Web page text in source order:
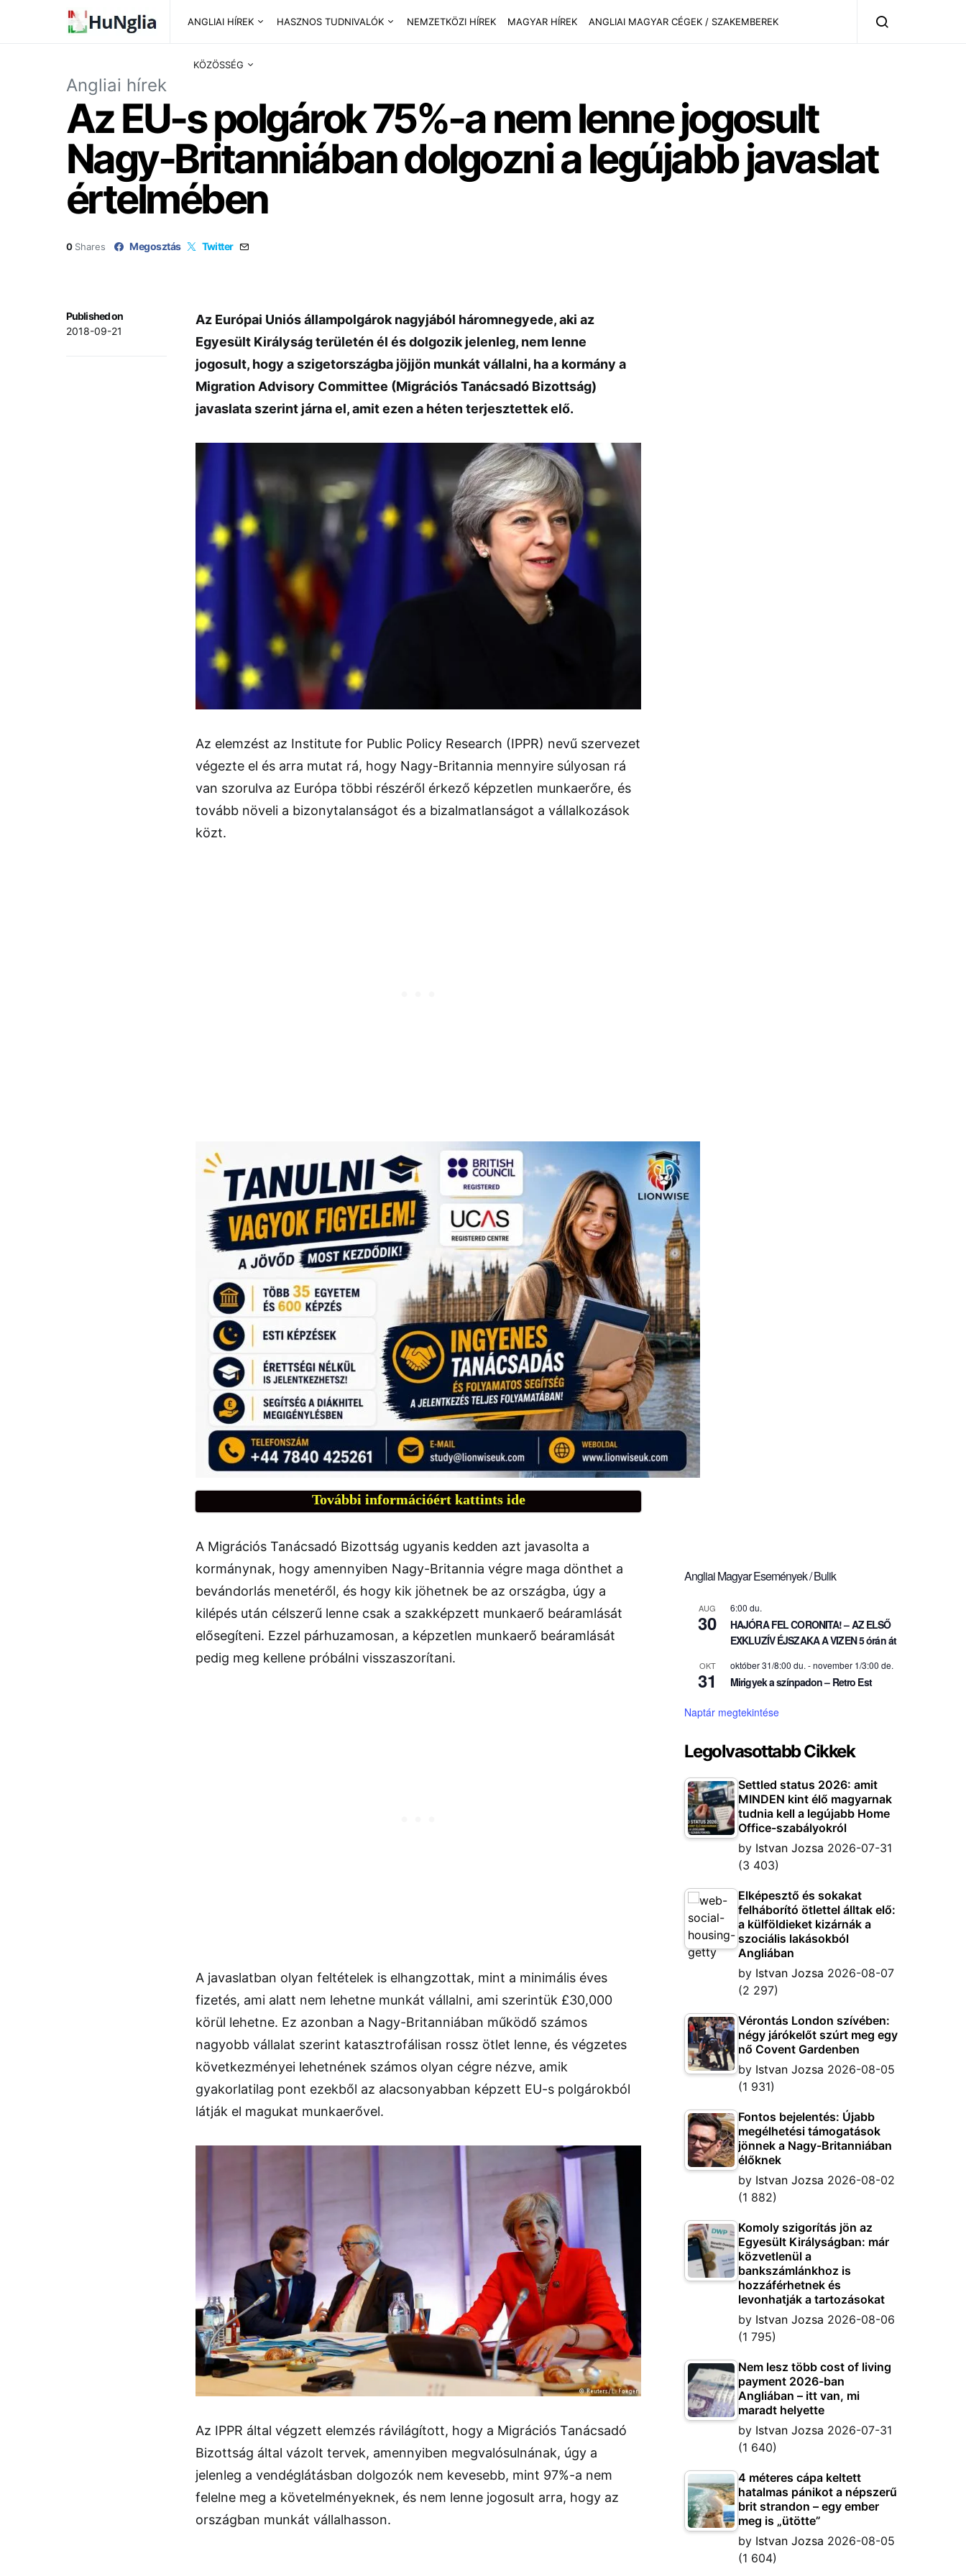
ANGLIAI HÍREK HASZNOS TUDNIVALÓK NEMZETKÖZI HÍREK MAGYAR HÍREK ANGLIAI MAGYAR CÉGEK / SZAKEMBEREK
KÖZÖSSÉG
Angliai hírek
Az EU-s polgárok 75%-a nem lenne jogosult
Nagy-Britanniában dolgozni a legújabb javaslat
értelmében
0 Shares Megosztás Twitter
Published on
2018-09-21
Az Európai Uniós állampolgárok nagyjából háromnegyede, aki az
Egyesült Királyság területén él és dolgozik jelenleg, nem lenne
jogosult, hogy a szigetországba jöjjön munkát vállalni, ha a kormány a
Migration Advisory Committee (Migrációs Tanácsadó Bizottság)
javaslata szerint járna el, amit ezen a héten terjesztettek elő.
Az elemzést az Institute for Public Policy Research (IPPR) nevű szervezet
végezte el és arra mutat rá, hogy Nagy-Britannia mennyire súlyosan rá
van szorulva az Európa többi részéről érkező képzetlen munkaerőre, és
tovább növeli a bizonytalanságot és a bizalmatlanságot a vállalkozások
közt.
További információért kattints ide
A Migrációs Tanácsadó Bizottság ugyanis kedden azt javasolta a
kormánynak, hogy amennyiben Nagy-Britannia végre maga dönthet a
bevándorlás menetéről, és hogy kik jöhetnek be az országba, úgy a
kilépés után célszerű lenne csak a szakképzett munkaerő beáramlását
elősegíteni. Ezzel párhuzamosan, a képzetlen munkaerő beáramlását
pedig meg kellene próbálni visszaszorítani.
A javaslatban olyan feltételek is elhangzottak, mint a minimális éves
fizetés, ami alatt nem lehetne munkát vállalni, ami szerintük £30,000
körül lehetne. Ez azonban a Nagy-Britanniában működő számos
nagyobb vállalat szerint katasztrofálisan rossz ötlet lenne, és végzetes
következményei lehetnének számos olyan cégre nézve, amik
gyakorlatilag pont ezekből az alacsonyabban képzett EU-s polgárokból
látják el magukat munkaerővel.
Az IPPR által végzett elemzés rávilágított, hogy a Migrációs Tanácsadó
Bizottság által vázolt tervek, amennyiben megvalósulnának, úgy a
jelenleg a vendéglátásban dolgozók nem kevesebb, mint 97%-a nem
felelne meg a követelményeknek, és nem lenne jogosult arra, hogy az
országban munkát vállalhasson.
Angliai Magyar Események / Bulik
AUG
30
6:00 du.
HAJÓRA FEL CORONITA! – AZ ELSŐ
EXKLUZÍV ÉJSZAKA A VIZEN 5 órán át
OKT
31
október 31/8:00 du. -november 1/3:00 de.
Mirigyek a színpadon – Retro Est
Naptár megtekintése
Legolvasottabb Cikkek
Settled status 2026: amit
MINDEN kint élő magyarnak
tudnia kell a legújabb Home
Office-szabályokról
by Istvan Jozsa 2026-07-31
(3 403)
Elképesztő és sokakat
felháborító ötlettel álltak elő:
a külföldieket kizárnák a
szociális lakásokból
Angliában
by Istvan Jozsa 2026-08-07
(2 297)
Vérontás London szívében:
négy járókelőt szúrt meg egy
nő Covent Gardenben
by Istvan Jozsa 2026-08-05
(1 931)
Fontos bejelentés: Újabb
megélhetési támogatások
jönnek a Nagy-Britanniában
élőknek
by Istvan Jozsa 2026-08-02
(1 882)
Komoly szigorítás jön az
Egyesült Királyságban: már
közvetlenül a
bankszámlánkhoz is
hozzáférhetnek és
levonhatják a tartozásokat
by Istvan Jozsa 2026-08-06
(1 795)
Nem lesz több cost of living
payment 2026-ban
Angliában – itt van, mi
maradt helyette
by Istvan Jozsa 2026-07-31
(1 640)
4 méteres cápa keltett
hatalmas pánikot a népszerű
brit strandon – egy ember
meg is „ütötte”
by Istvan Jozsa 2026-08-05
(1 604)